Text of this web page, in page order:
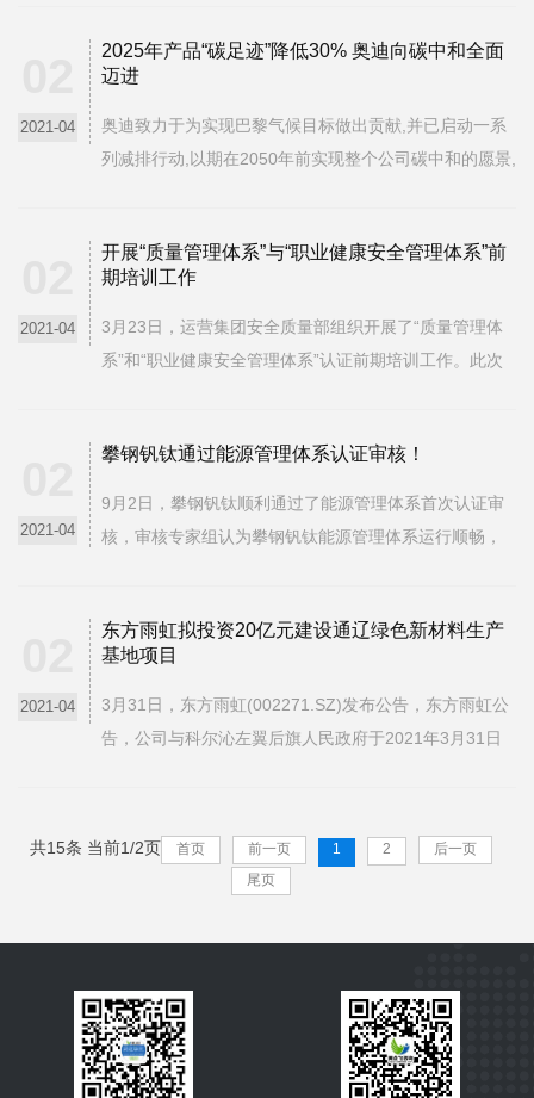
他产品碳足迹认证工作提供了范本。据了解，产品...
2021-04
2025年产品“碳足迹”降低30% 奥迪向碳中和全面
迈进
奥迪致力于为实现巴黎气候目标做出贡献,并已启动一系
列减排行动,以期在2050年前实现整个公司碳中和的愿景,
奥迪还制定了相应的战略规划,聚焦汽车生产环...
2021-04
开展“质量管理体系”与“职业健康安全管理体系”前
期培训工作
3月23日，运营集团安全质量部组织开展了“质量管理体
系”和“职业健康安全管理体系”认证前期培训工作。此次
及业务部门分管安全工作副部长、安技室主任参与了...
2021-04
攀钢钒钛通过能源管理体系认证审核！
9月2日，攀钢钒钛顺利通过了能源管理体系首次认证审
核，审核专家组认为攀钢钒钛能源管理体系运行顺畅，
成了中国检验认证集团认证专家组的审查，并将取得认
证证书...
2021-04
东方雨虹拟投资20亿元建设通辽绿色新材料生产
基地项目
3月31日，东方雨虹(002271.SZ)发布公告，东方雨虹公
告，公司与科尔沁左翼后旗人民政府于2021年3月31日
新材料生产基地项目，项目为硅砂加工节能环保墙体材
共15条 当前1/2页 首页 前一页 1 2
后一页
尾页